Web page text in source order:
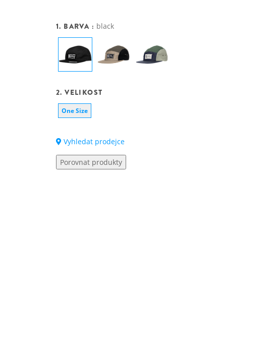
1. BARVA : black
2. VELIKOST
One Size
Vyhledat prodejce
Porovnat produkty